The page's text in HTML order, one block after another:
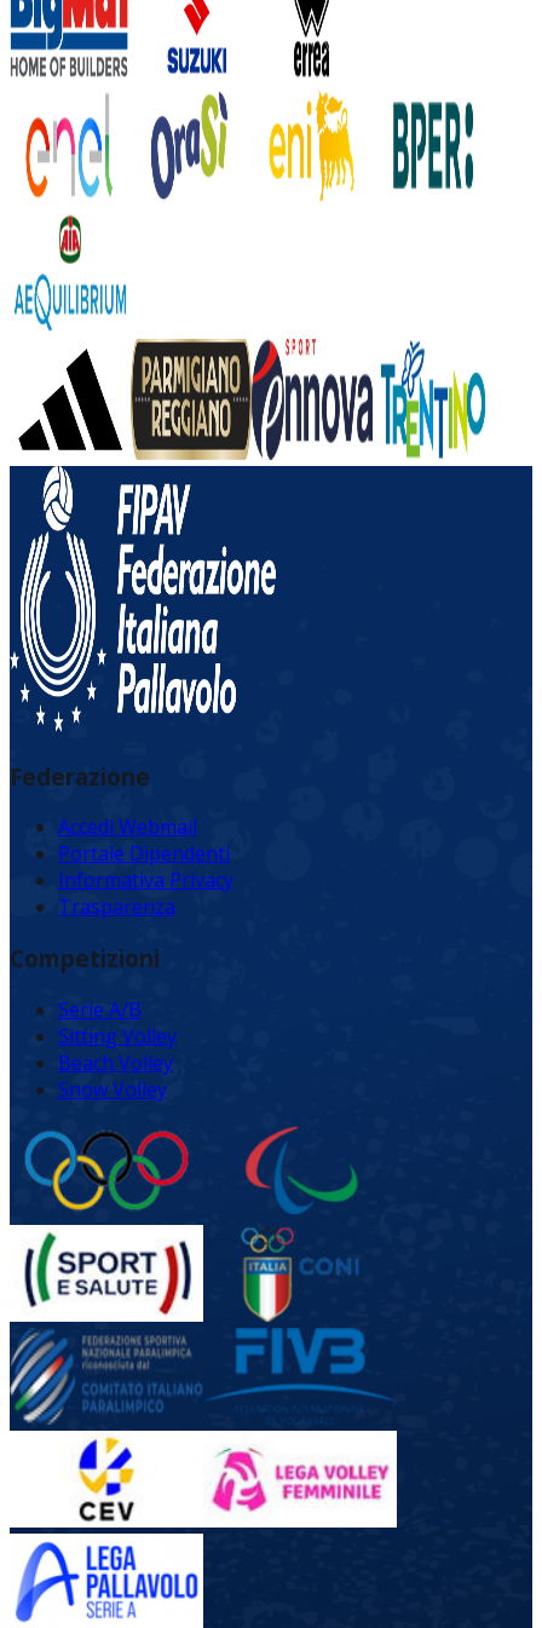
Federazione
Accedi Webmail
Portale Dipendenti
Informativa Privacy
Trasparenza
Competizioni
Serie A/B
Sitting Volley
Beach Volley
Snow Volley